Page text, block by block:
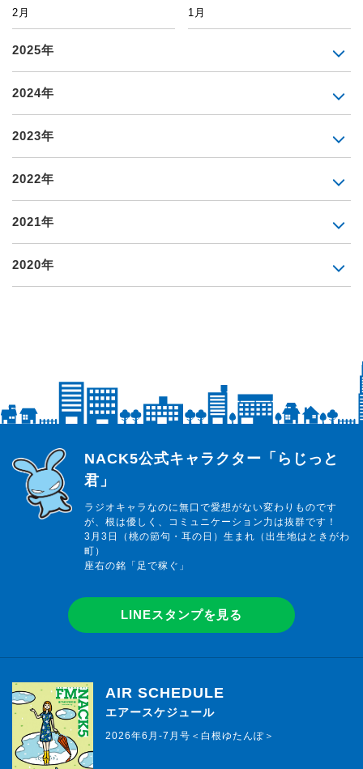
2月 1月
2025年
2024年
2023年
2022年
2021年
2020年
らじっと君
NACK5公式キャラクター「らじっと
君」
ラジオキャラなのに無口で愛想がない変わりものです
が、根は優しく、コミュニケーション力は抜群です！
3月3日（桃の節句・耳の日）生まれ（出生地はときがわ
町）
座右の銘「足で稼ぐ」
LINEスタンプを見る
AIR SCHEDULE
エアースケジュール
2026年6月-7月号＜白根ゆたんぽ＞